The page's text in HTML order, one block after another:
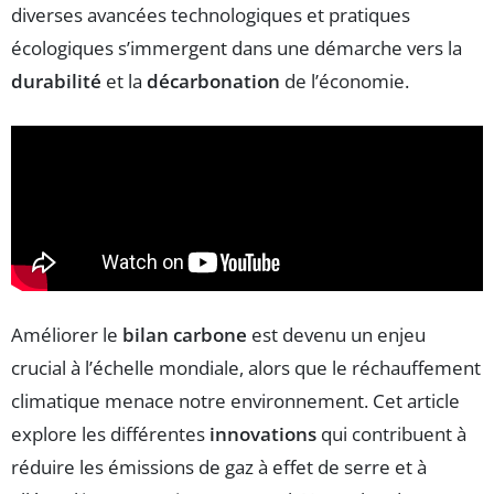
diverses avancées technologiques et pratiques
écologiques s’immergent dans une démarche vers la
durabilité et la décarbonation de l’économie.
Améliorer le bilan carbone est devenu un enjeu
crucial à l’échelle mondiale, alors que le réchauffement
climatique menace notre environnement. Cet article
explore les différentes innovations qui contribuent à
réduire les émissions de gaz à effet de serre et à